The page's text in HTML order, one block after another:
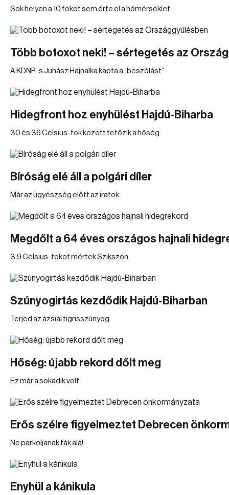
Sok helyen a 10 fokot sem érte el a hőmérséklet.
Több botoxot neki! – sértegetés az
A KDNP-s Juhász Hajnalka kapta a „beszólást”.
Hidegfront hoz enyhülést Hajdú-Biharba
30 és 36 Celsius-fok között tetőzik a hőség.
Bíróság elé áll a polgári díler
Már az ügyészség előtt az iratok.
Megdőlt a 64 éves országos hajnali
3,9 Celsius-fokot mértek Szikszón.
Szúnyogirtás kezdődik Hajdú-Biharban
Terjed az ázsiai tigrisszúnyog.
Hőség: újabb rekord dőlt meg
Ez már a sokadik volt.
Erős szélre figyelmeztet Debrecen
Ne parkoljanak fák alá!
Enyhül a kánikula